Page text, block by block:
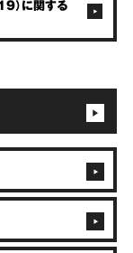
）に関する